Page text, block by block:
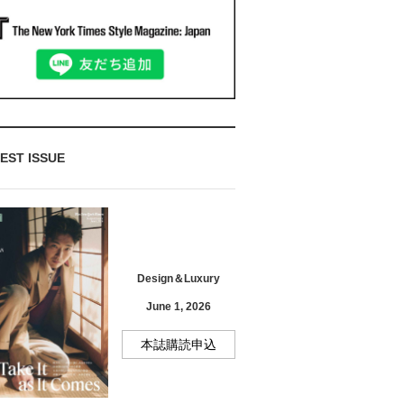
ISSUE
Design＆Luxury
June 1, 2026
本誌購読申込